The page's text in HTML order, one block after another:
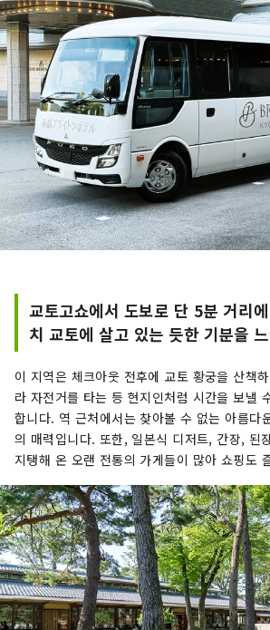
교토고쇼에서 도보로 단 5분 거리
치 교토에 살고 있는 듯한 기분을
이 지역은 체크아웃 전후에 교토 황궁을 산책
라 자전거를 타는 등 현지인처럼 시간을 보낼
합니다. 역 근처에서는 찾아볼 수 없는 아름다
의 매력입니다. 또한, 일본식 디저트, 간장, 된
지탱해 온 오랜 전통의 가게들이 많아 쇼핑도